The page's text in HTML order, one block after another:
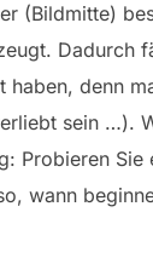
(Bildmitte)
Dadurch
denn
sein …).
Probieren
wann